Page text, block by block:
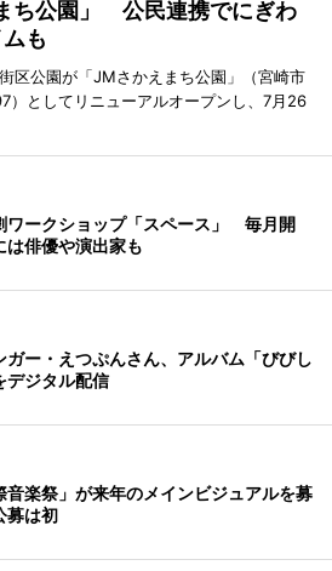
ち公園」 公民連携でにぎわ
も
区公園が「JMさかえまち公園」（宮崎市
としてリニューアルオープンし、7月26
ワークショップ「スペース」 毎月開
は俳優や演出家も
ガー・えつぷんさん、アルバム「びびし
デジタル配信
音楽祭」が来年のメインビジュアルを募
は初